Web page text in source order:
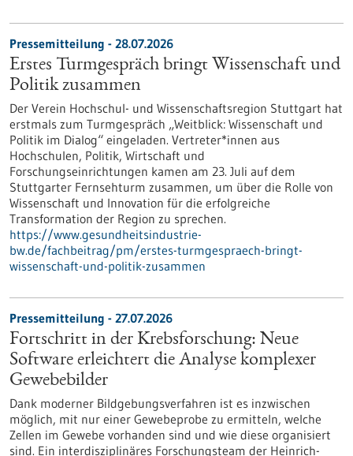
Pressemitteilung - 28.07.2026
Erstes Turmgespräch bringt Wissenschaft und
Politik zusammen
Der Verein Hochschul- und Wissenschaftsregion Stuttgart hat
erstmals zum Turmgespräch „Weitblick: Wissenschaft und
Politik im Dialog“ eingeladen. Vertreter*innen aus
Hochschulen, Politik, Wirtschaft und
Forschungseinrichtungen kamen am 23. Juli auf dem
Stuttgarter Fernsehturm zusammen, um über die Rolle von
Wissenschaft und Innovation für die erfolgreiche
Transformation der Region zu sprechen.
https://www.gesundheitsindustrie-
bw.de/fachbeitrag/pm/erstes-turmgespraech-bringt-
wissenschaft-und-politik-zusammen
Pressemitteilung - 27.07.2026
Fortschritt in der Krebsforschung: Neue
Software erleichtert die Analyse komplexer
Gewebebilder
Dank moderner Bildgebungsverfahren ist es inzwischen
möglich, mit nur einer Gewebeprobe zu ermitteln, welche
Zellen im Gewebe vorhanden sind und wie diese organisiert
sind. Ein interdisziplinäres Forschungsteam der Heinrich-